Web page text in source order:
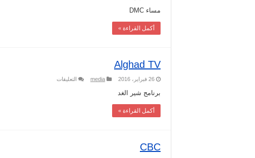
مساء DMC
أكمل القراءة »
Alghad TV
26 فبراير، 2016 media التعليقات
برنامج شير الغد
أكمل القراءة »
CBC